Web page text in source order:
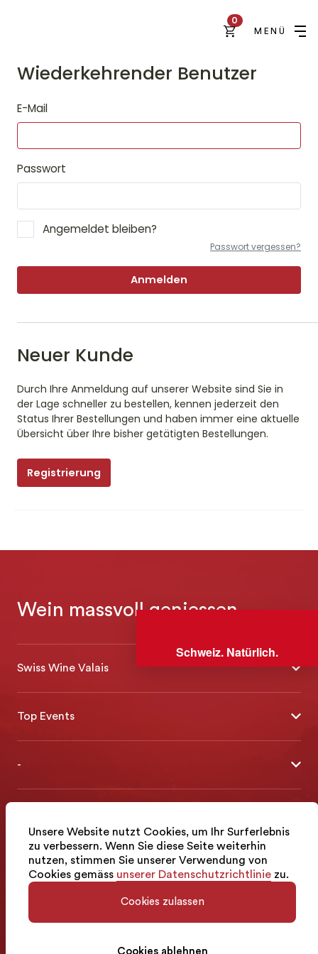
0
MENÜ
Wiederkehrender Benutzer
E-Mail
Passwort
Angemeldet bleiben?
Passwort vergessen?
Anmelden
Neuer Kunde
Durch Ihre Anmeldung auf unserer Website sind Sie in
der Lage schneller zu bestellen, kennen jederzeit den
Status Ihrer Bestellungen und haben immer eine aktuelle
Übersicht über Ihre bisher getätigten Bestellungen.
Registrierung
Unsere Website nutzt Cookies, um Ihr Surferlebnis
zu verbessern. Wenn Sie diese Seite weiterhin
nutzen, stimmen Sie unserer Verwendung von
Cookies gemäss unserer Datenschutzrichtlinie zu.
Cookies zulassen
Cookies ablehnen
Schweiz. Natürlich.
Wein massvoll geniessen
Swiss Wine Valais
Über uns
Allgemeine Geschäftsbedingungen
Top Events
Offene Weinkeller
Tavolata
Etoiles du Valais
-
Swiss Wine Valais - Avenue de la Gare 2 - CP 144 - 1964
Conthey - Suisse
+41 27 345 40 80
info@swisswinevalais.ch
Impressum